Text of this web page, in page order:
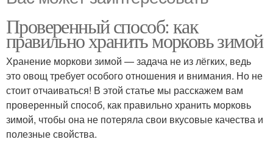
Проверенный способ: как
правильно хранить морковь зимой
Хранение моркови зимой — задача не из лёгких, ведь
это овощ требует особого отношения и внимания. Но не
стоит отчаиваться! В этой статье мы расскажем вам
проверенный способ, как правильно хранить морковь
зимой, чтобы она не потеряла свои вкусовые качества и
полезные свойства.